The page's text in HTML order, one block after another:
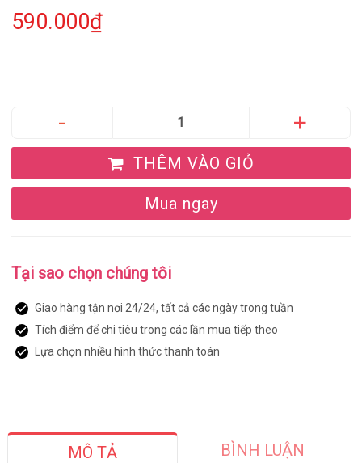
590.000₫
THÊM VÀO GIỎ
Mua ngay
Tại sao chọn chúng tôi
Giao hàng tận nơi 24/24, tất cả các ngày trong tuần
Tích điểm để chi tiêu trong các lần mua tiếp theo
Lựa chọn nhiều hình thức thanh toán
MÔ TẢ BÌNH LUẬN